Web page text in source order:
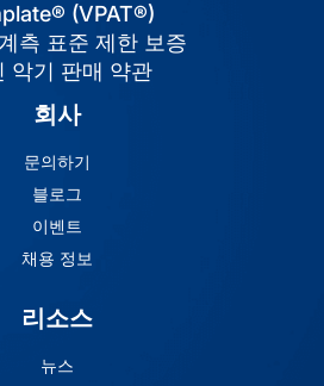
(VPAT®)
측 표준 제한 보증
악기 판매 약관
회사
문의하기
블로그
이벤트
채용 정보
리소스
뉴스